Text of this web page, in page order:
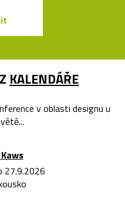
KALENDÁŘE
v oblasti designu u
27.9.2026